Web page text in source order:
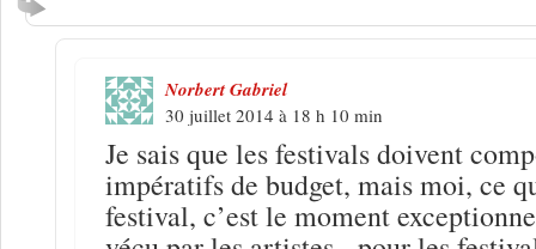
Norbert Gabriel
30 juillet 2014 à 18 h 10 min
Je sais que les festivals doivent
impératifs de budget, mais moi, ce
festival, c’est le moment